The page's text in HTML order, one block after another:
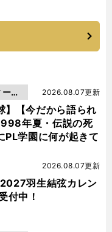
】【今だから語られ
年夏・伝説の死
PL学園に何が起きて
2026.08.07更新
バ
羽生結弦カレン
付中！
2026.08.07更新